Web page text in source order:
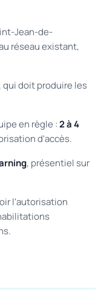
Jean-de-
réseau existant,
, qui doit produire les
en règle :2 à 4
d'accès.
, présentiel sur
l'autorisation